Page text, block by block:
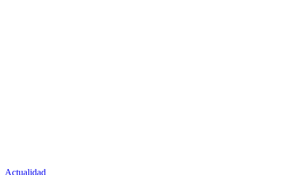
Actualidad